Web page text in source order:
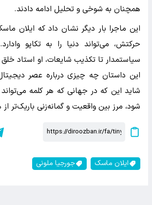
همچنان به شوخی و تحلیل ادامه دادند.
این ماجرا بار دیگر نشان داد که ایلان
حرکتش، می‌تواند دنیا را به تکاپو
سیاستمدار تا تکذیب شایعات، او استاد
این داستان چه چیزی درباره عصر
شاید این که در جهانی که هر کلمه
شود، مرز بین واقعیت و گمانه‌زنی باریک‌تر
ایلان ماسک جورجیا ملونی